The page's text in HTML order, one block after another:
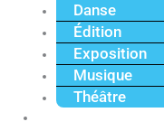
Danse
Édition
Exposition
Musique
Théâtre